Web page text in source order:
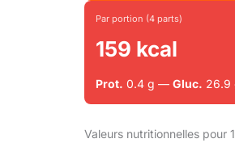
Par portion (4 parts)
159 kcal
Prot. 0.4 g — Gluc.
Valeurs nutritionnelles pour